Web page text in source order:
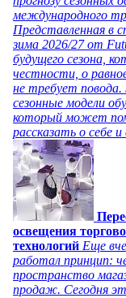
международного
Представленная в
зима 2026/27 от
будущего сезона,
честности, о
не требует
сезонные модели
который может
рассказать о себе и
освещения
технологий Еще
работал принцип:
пространство
продаж. Сегодня